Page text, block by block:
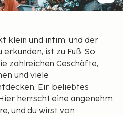
klein und intim, und der
ist zu Fuß. So
zahlreichen Geschäfte,
und viele
Ein beliebtes
herrscht eine angenehm
und du wirst von